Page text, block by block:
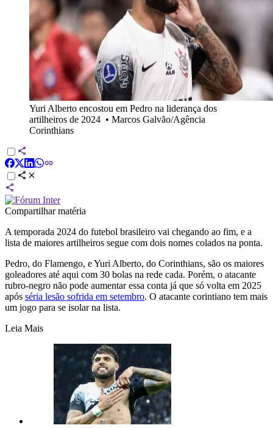
Yuri Alberto encostou em Pedro na liderança dos
artilheiros de 2024 • Marcos Galvão/Agência
Corinthians
Compartilhar matéria
A temporada 2024 do futebol brasileiro vai chegando ao fim, e a
lista de maiores artilheiros segue com dois nomes colados na ponta.
Pedro, do Flamengo, e Yuri Alberto, do Corinthians, são os maiores
goleadores até aqui com 30 bolas na rede cada. Porém, o atacante
rubro-negro não pode aumentar essa conta já que só volta em 2025
após séria lesão sofrida em setembro. O atacante corintiano tem mais
um jogo para se isolar na lista.
Leia Mais